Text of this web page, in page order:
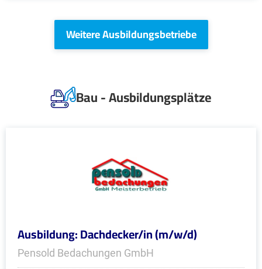
Weitere Ausbildungsbetriebe
Bau - Ausbildungsplätze
Ausbildung: Dachdecker/in (m/w/d)
Pensold Bedachungen GmbH